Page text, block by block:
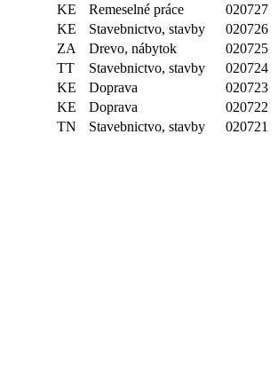
KE Remeselné práce
020727
KE Stavebnictvo, stavby
020726
ZA Drevo, nábytok
020725
TT Stavebnictvo, stavby
020724
KE Doprava
020723
KE Doprava
020722
TN Stavebnictvo, stavby 020721